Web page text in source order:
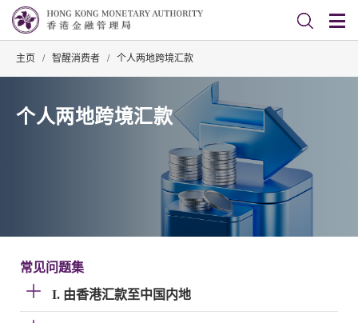
主页 / 智醒消费者 / 个人两地跨境汇款
个人两地跨境汇款
常见问题集
I. 由香港汇款至中国内地